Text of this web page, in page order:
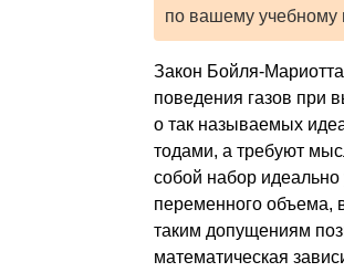
по вашему учебному
Закон Бойля-
поведения газов при
о так называемых
тодами, а требуют
собой набор идеально
переменного объема,
таким допущениям
математическая